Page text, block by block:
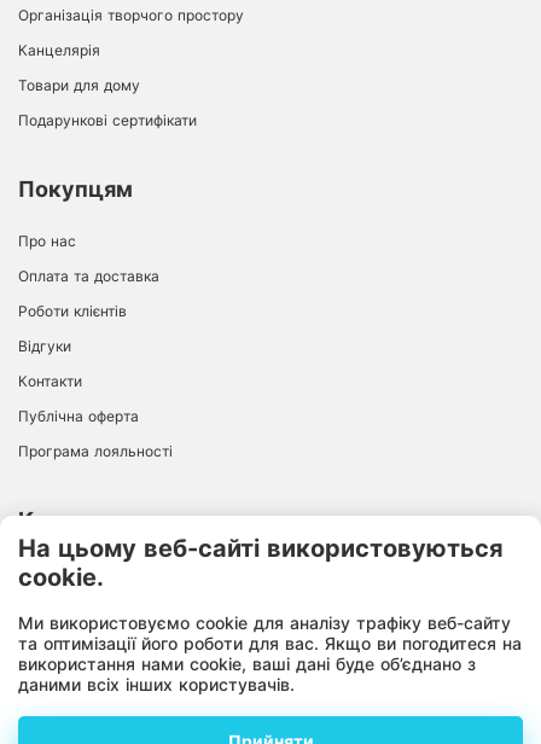
Організація творчого простору
Канцелярія
Товари для дому
Подарункові сертифікати
Покупцям
Про нас
Оплата та доставка
Роботи клієнтів
Відгуки
Контакти
Публічна оферта
Програма лояльності
Контакти
ІНТЕРНЕТ-МАГАЗИН
Пн-Пт: 10:00-18:00
На цьому веб-сайті використовуються
cookie.
Ми використовуємо cookie для аналізу трафіку веб-сайту
та оптимізації його роботи для вас. Якщо ви погодитеся на
використання нами cookie, ваші дані буде об’єднано з
даними всіх інших користувачів.